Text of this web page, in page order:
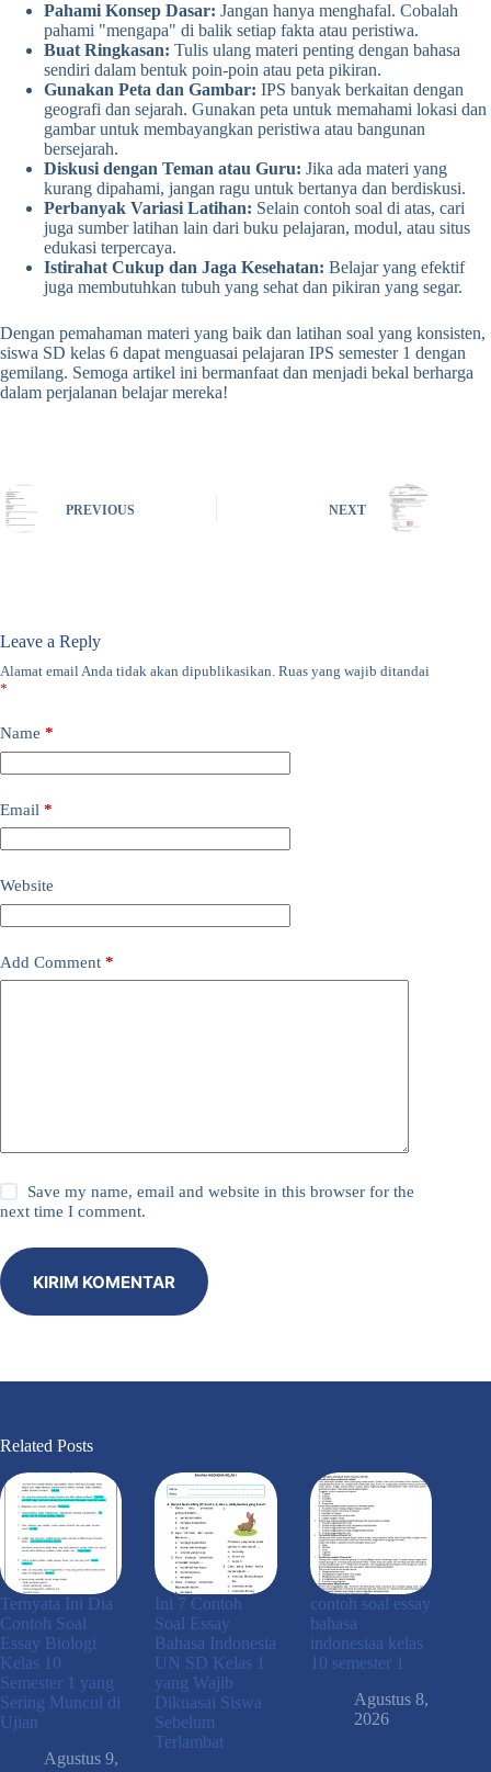
Pahami Konsep Dasar: Jangan hanya menghafal. Cobalah
pahami "mengapa" di balik setiap fakta atau peristiwa.
Buat Ringkasan: Tulis ulang materi penting dengan bahasa
sendiri dalam bentuk poin-poin atau peta pikiran.
Gunakan Peta dan Gambar: IPS banyak berkaitan dengan
geografi dan sejarah. Gunakan peta untuk memahami lokasi dan
gambar untuk membayangkan peristiwa atau bangunan
bersejarah.
Diskusi dengan Teman atau Guru: Jika ada materi yang
kurang dipahami, jangan ragu untuk bertanya dan berdiskusi.
Perbanyak Variasi Latihan: Selain contoh soal di atas, cari
juga sumber latihan lain dari buku pelajaran, modul, atau situs
edukasi terpercaya.
Istirahat Cukup dan Jaga Kesehatan: Belajar yang efektif
juga membutuhkan tubuh yang sehat dan pikiran yang segar.
Dengan pemahaman materi yang baik dan latihan soal yang konsisten,
siswa SD kelas 6 dapat menguasai pelajaran IPS semester 1 dengan
gemilang. Semoga artikel ini bermanfaat dan menjadi bekal berharga
dalam perjalanan belajar mereka!
PREVIOUS NEXT
Leave a Reply
Alamat email Anda tidak akan dipublikasikan. Ruas yang wajib ditandai
*
Name *
Email *
Website
Add Comment *
Save my name, email and website in this browser for the
next time I comment.
KIRIM KOMENTAR
Related Posts
Ternyata Ini Dia
Contoh Soal
Essay Biologi
Kelas 10
Semester 1 yang
Sering Muncul di
Ujian
Agustus 9,
Ini 7 Contoh
Soal Essay
Bahasa Indonesia
UN SD Kelas 1
yang Wajib
Dikuasai Siswa
Sebelum
Terlambat
contoh soal essay
bahasa
indonesiaa kelas
10 semester 1
Agustus 8,
2026